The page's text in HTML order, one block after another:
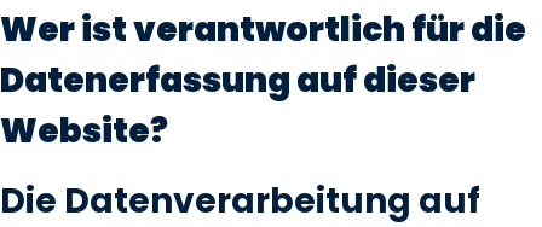
Wer ist verantwortlich für die
Datenerfassung auf dieser
Website?
Die Datenverarbeitung auf